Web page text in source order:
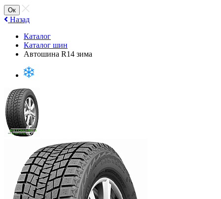
Ок
Назад
Каталог
Каталог шин
Автошина R14 зима